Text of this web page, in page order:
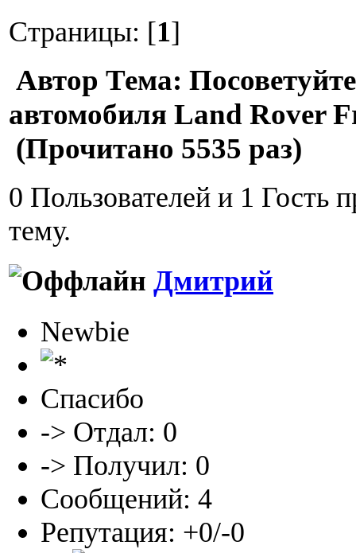
Страницы: [1]
Автор Тема:
автомобиля Land Rover
(Прочитано 5535 раз)
0 Пользователей и 1 Гость
тему.
Дмитрий
Newbie
Спасибо
-> Отдал: 0
-> Получил: 0
Сообщений: 4
Репутация: +0/-0